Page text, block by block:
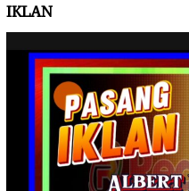
IKLAN